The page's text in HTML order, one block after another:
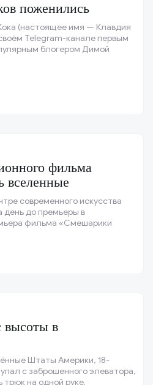
поженились
(настоящее имя — Клавдия
Telegram-канале первым
блогером Димой
фильма
вселенные
современного искусства
день до премьеры в
фильма «Смешарики
высоты в
Штаты Америки, 18-
с заброшенного элеватора,
на одной руке.